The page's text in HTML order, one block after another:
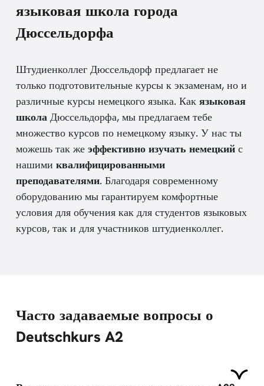
языковая школа города
Дюссельдорфа
Штудиенколлег Дюссельдорф предлагает не
только подготовительные курсы к экзаменам, но и
различные курсы немецкого языка. Как языковая
школа Дюссельдорфа, мы предлагаем тебе
множество курсов по немецкому языку. У нас ты
можешь так же эффективно изучать немецкий с
нашими квалифицированными
преподавателями. Благодаря современному
оборудованию мы гарантируем комфортные
условия для обучения как для студентов языковых
курсов, так и для участников штудиенколлег.
Часто задаваемые вопросы о
Deutschkurs A2